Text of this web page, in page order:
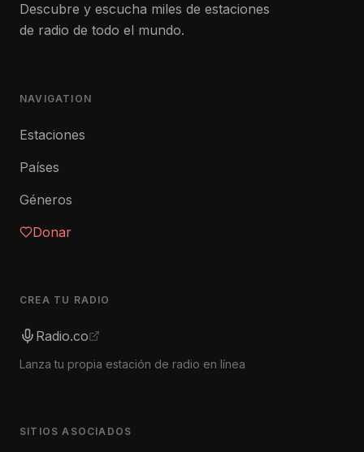
Descubre y escucha miles de estaciones
de radio de todo el mundo.
NAVIGATION
Estaciones
Países
Géneros
Donar
CREA TU RADIO
Radio.co
Lanza tu propia estación de radio en línea
SITIOS ASOCIADOS